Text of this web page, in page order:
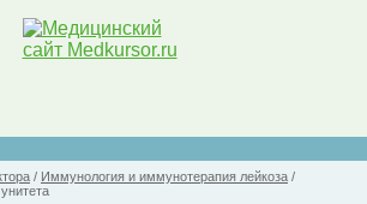
/ Иммунология и иммунотерапия лейкоза /